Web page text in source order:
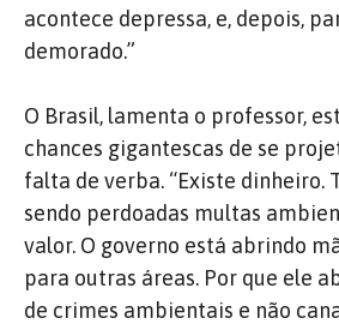
acontece depressa, e, depois,
demorado.”
O Brasil, lamenta o professor,
chances gigantescas de se
falta de verba. “Existe dinheiro.
sendo perdoadas multas
valor. O governo está abrindo
para outras áreas. Por que ele
de crimes ambientais e não